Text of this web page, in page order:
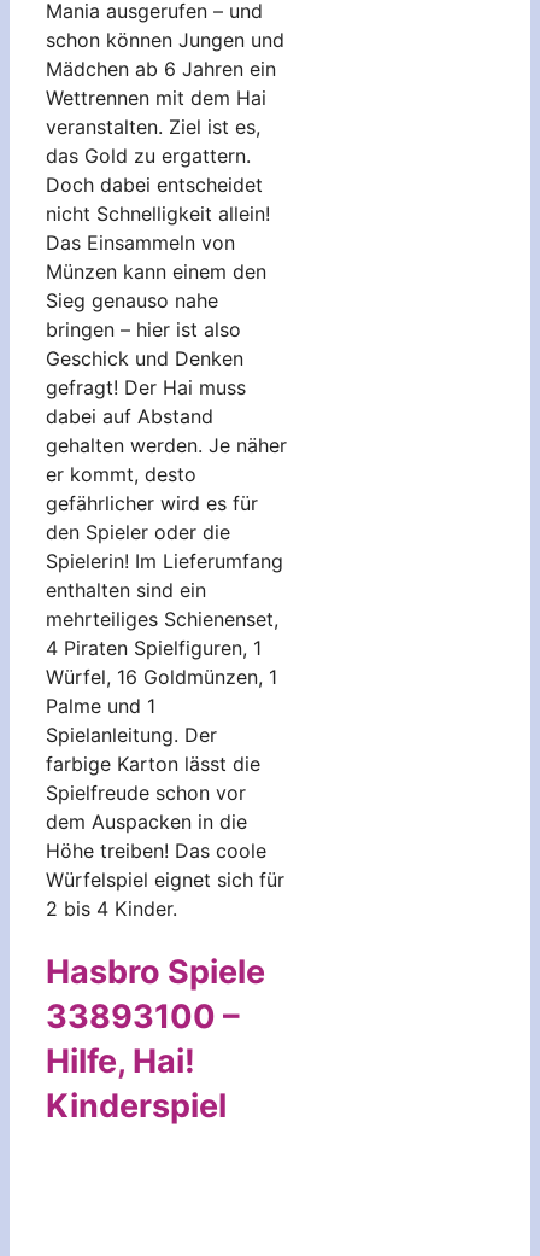
Mania ausgerufen – und
schon können Jungen und
Mädchen ab 6 Jahren ein
Wettrennen mit dem Hai
veranstalten. Ziel ist es,
das Gold zu ergattern.
Doch dabei entscheidet
nicht Schnelligkeit allein!
Das Einsammeln von
Münzen kann einem den
Sieg genauso nahe
bringen – hier ist also
Geschick und Denken
gefragt! Der Hai muss
dabei auf Abstand
gehalten werden. Je näher
er kommt, desto
gefährlicher wird es für
den Spieler oder die
Spielerin! Im Lieferumfang
enthalten sind ein
mehrteiliges Schienenset,
4 Piraten Spielfiguren, 1
Würfel, 16 Goldmünzen, 1
Palme und 1
Spielanleitung. Der
farbige Karton lässt die
Spielfreude schon vor
dem Auspacken in die
Höhe treiben! Das coole
Würfelspiel eignet sich für
2 bis 4 Kinder.
Hasbro Spiele
33893100 –
Hilfe, Hai!
Kinderspiel